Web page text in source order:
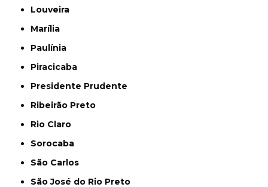
Louveira
Marília
Paulínia
Piracicaba
Presidente Prudente
Ribeirão Preto
Rio Claro
Sorocaba
São Carlos
São José do Rio Preto